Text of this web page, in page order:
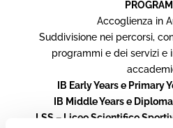
Accoglienza in
Suddivisione nei percorsi,
programmi e dei servizi e
IB Early Years e Primary
IB Middle Years e
LSS – Liceo Scientifico